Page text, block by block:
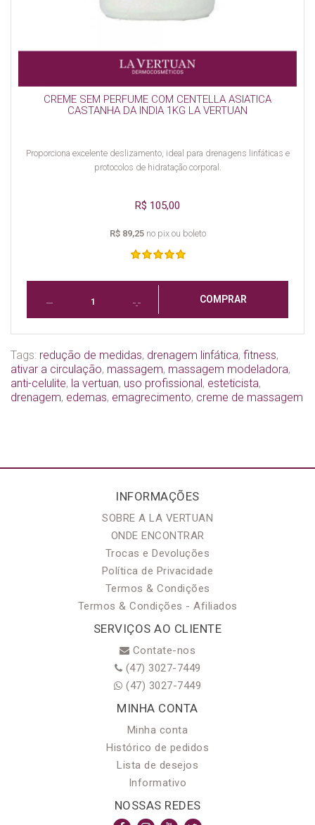
CREME SEM PERFUME COM CENTELLA ASIATICA
CASTANHA DA INDIA 1KG LA VERTUAN
Proporciona excelente deslizamento, ideal para drenagens linfáticas e
protocolos de hidratação corporal.
R$ 105,00
R$ 89,25no pix ou boleto
COMPRAR
Tags: redução de medidas, drenagem linfática, fitness,
ativar a circulação, massagem, massagem modeladora,
anti-celulite, la vertuan, uso profissional , esteticista,
drenagem, edemas, emagrecimento, creme de massagem
INFORMAÇÕES
SOBRE A LA VERTUAN
ONDE ENCONTRAR
Trocas e Devoluções
Política de Privacidade
Termos & Condições
Termos & Condições - Afiliados
SERVIÇOS AO CLIENTE
Contate-nos
(47) 3027-7449
(47) 3027-7449
MINHA CONTA
Minha conta
Histórico de pedidos
Lista de desejos
Informativo
NOSSAS REDES